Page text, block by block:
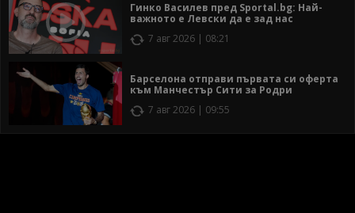
Гинко Василев пред Sportal.bg: Най-
важното е Левски да е зад нас
7 авг 2026 | 08:21
Барселона отправи първата си оферта
към Манчестър Сити за Родри
7 авг 2026 | 09:55